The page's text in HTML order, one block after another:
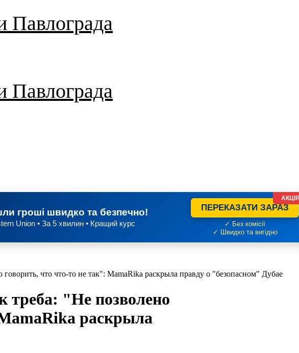
Павлограда
Павлограда
гроші швидко та безпечно!
Union • За 5 хвилин • Кращий курс
ПЕРЕКАЗАТИ ЗАРАЗ
✓ Без комісії
✓ Швидко та вигідно
АКЦІЯ
что что-то не так": MamaRika раскрыла правду о "безопасном" Дубае
треба: "Не позволено
раскрыла